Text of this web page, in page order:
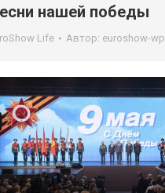
нашей победы
Life Автор: euroshow-wp